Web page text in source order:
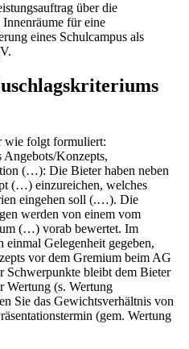
über die
für eine
eines Schulcampus als
wie folgt formuliert:
Konzepts,
(…): Die Bieter haben neben
(…) einzureichen, welches
eingehen soll (.…). Die
werden von einem vom
(…) vorab bewertet. Im
Gelegenheit gegeben,
vor dem Gremium beim AG
Schwerpunkte bleibt dem Bieter
Wertung (s. Wertung
Sie das Gewichtsverhältnis von
(gem. Wertung